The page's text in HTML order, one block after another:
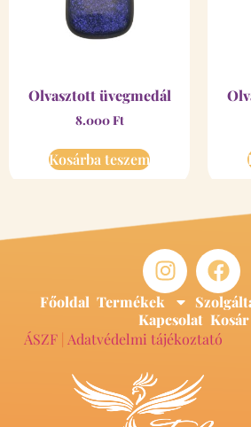
Olvasztott üvegmedál
8.000Ft
Kosárba teszem
Főoldal Termékek
Kapcsolat Kosár
ÁSZF| Adatvédelmi tájékoztató